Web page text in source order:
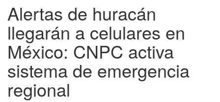
Alertas de huracán
llegarán a celulares en
México: CNPC activa
sistema de emergencia
regional